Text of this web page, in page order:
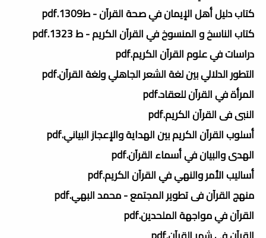
كتاب دليل أهل الإيمان في صحة القرآن - ط1309.pdf
كتاب الناسخ و المنسوخ في القرآن الكريم - ط 1323.pdf
دراسات في علوم القرآن الكريم.pdf
التطور الدلالي بين لغة الشعر الجاهلي ولغة القرآن.pdf
المرأة في القرآن للعقاد.pdf
النبى فى القرآن الكريم.pdf
أسلوب القرآن الكريم بين الهداية والإعجاز البياني.pdf
الهدى والبيان في أسماء القرآن.pdf
أساليب الأمر والنهي في القرآن الكريم.pdf
منهج القرآن فى تطوير المجتمع - محمد البهي.pdf
القرآن في مواجهة الملحدين.pdf